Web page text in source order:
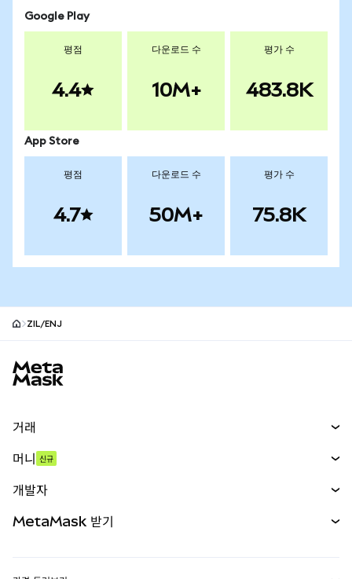
Google Play
평점
4.4
다운로드 수
10M+
평가 수
483.8K
App Store
평점
4.7
다운로드 수
50M+
평가 수
75.8K
ZIL/ENJ
거래
무기한 선물
실물자산
머니 신규
개발자
MetaMask 받기